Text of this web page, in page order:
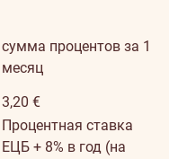
сумма процентов за 1
месяц
3,20 €
Процентная ставка
ЕЦБ + 8% в год (на